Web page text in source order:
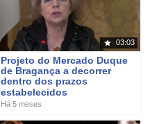
03:03
Projeto do Mercado Duque
de Bragança a decorrer
dentro dos prazos
estabelecidos
Há 5 meses